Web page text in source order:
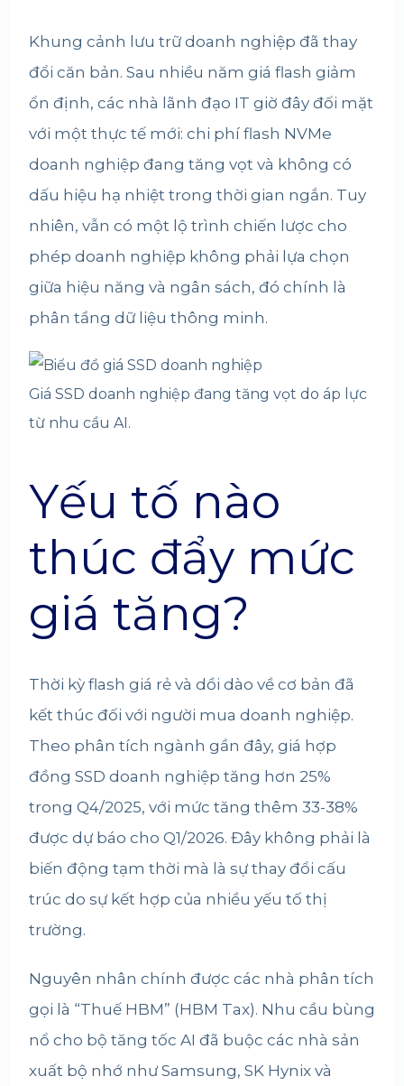
Khung cảnh lưu trữ doanh nghiệp đã thay
đổi căn bản. Sau nhiều năm giá flash giảm
ổn định, các nhà lãnh đạo IT giờ đây đối mặt
với một thực tế mới: chi phí flash NVMe
doanh nghiệp đang tăng vọt và không có
dấu hiệu hạ nhiệt trong thời gian ngắn. Tuy
nhiên, vẫn có một lộ trình chiến lược cho
phép doanh nghiệp không phải lựa chọn
giữa hiệu năng và ngân sách, đó chính là
phân tầng dữ liệu thông minh.
Giá SSD doanh nghiệp đang tăng vọt do áp lực
từ nhu cầu AI.
Yếu tố nào
thúc đẩy mức
giá tăng?
Thời kỳ flash giá rẻ và dồi dào về cơ bản đã
kết thúc đối với người mua doanh nghiệp.
Theo phân tích ngành gần đây, giá hợp
đồng SSD doanh nghiệp tăng hơn 25%
trong Q4/2025, với mức tăng thêm 33-38%
được dự báo cho Q1/2026. Đây không phải là
biến động tạm thời mà là sự thay đổi cấu
trúc do sự kết hợp của nhiều yếu tố thị
trường.
Nguyên nhân chính được các nhà phân tích
gọi là “Thuế HBM” (HBM Tax). Nhu cầu bùng
nổ cho bộ tăng tốc AI đã buộc các nhà sản
xuất bộ nhớ như Samsung, SK Hynix và